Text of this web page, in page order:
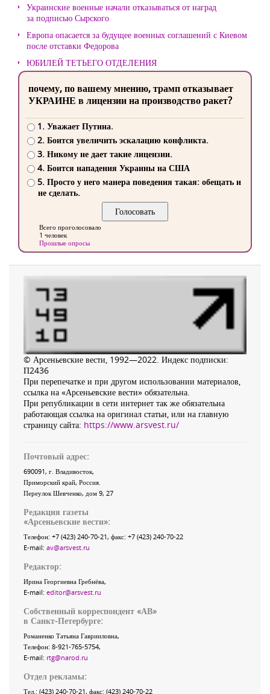
Украинские военные начали отказываться от наград
за подписью Сырского
Европа опасается за будущее военных соглашений с Киевом
после отставки Федорова
ЮБИЛЕЙ ТЕТЬЕГО ОТДЕЛЕНИЯ
почему, по вашему мнению, трамп отказывает
УКРАИНЕ в лицензии на производство ракет?
1. Уважает Путина.
2. Боится увеличить эскалацию конфликта.
3. Никому не дает такие лицензии.
4. Боится нападения Украины на США
5. Просто у него манера поведения такая: обещать и
не сделать.
Всего проголосовало
1 человек
Прошлые опросы
© Арсеньевские вести, 1992—2022. Индекс подписки:
П2436
При перепечатке и при другом использовании материалов,
ссылка на «Арсеньевские вести» обязательна.
При републикации в сети интернет так же обязательна
работающая ссылка на оригинал статьи, или на главную
страницу сайта: https://www.arsvest.ru/
Почтовый адрес:
690091, г. Владивосток,
Приморский край, Россия.
Переулок Шевченко, дом 9, 27
Редакция газеты
«Арсеньевские вести»:
Телефон: +7 (423) 240-70-21, факс: +7 (423) 240-70-22
E-mail: av@arsvest.ru
Редактор:
Ирина Георгиевна Гребнёва,
E-mail: editor@arsvest.ru
Собственный корреспондент «АВ»
в Санкт-Петербурге:
Романенко Татьяна Гаврииловна,
Телефон: 8-921-765-5754,
E-mail: rtg@narod.ru
Отдел рекламы:
Тел.: (423) 240-70-21, факс: (423) 240-70-22